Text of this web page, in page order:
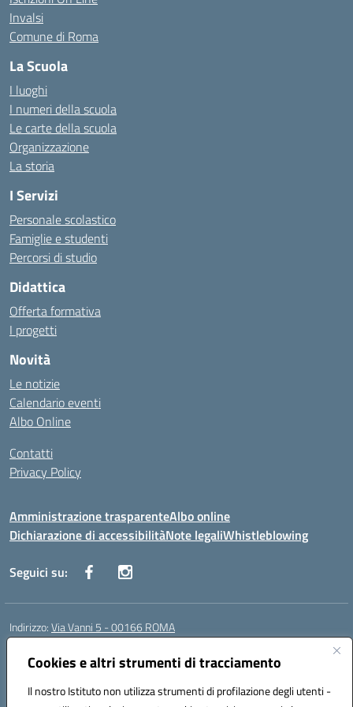
Cookies e altri strumenti di tracciamento
Il nostro Istituto non utilizza strumenti di profilazione degli utenti -
Invalsi
Comune di Roma
La Scuola
I luoghi
I numeri della scuola
Le carte della scuola
Organizzazione
La storia
I Servizi
Personale scolastico
Famiglie e studenti
Percorsi di studio
Didattica
Offerta formativa
I progetti
Novità
Le notizie
Calendario eventi
Albo Online
Contatti
Privacy Policy
Amministrazione trasparenteAlbo online
Dichiarazione di accessibilitàNote legaliWhistleblowing
Seguici su:
Indirizzo:Via Vanni 5 - 00166 ROMA
Centralino:
Posta elettronica certificata (PEC):RMIC86500P@pec.istruzione.it
Codice fiscale: 97197050582